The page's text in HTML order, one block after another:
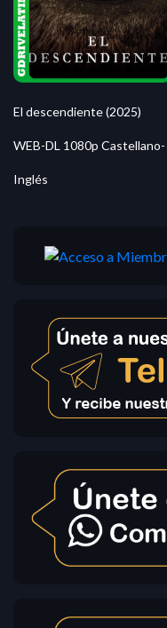
El descendiente (2025)
WEB-DL 1080p Castellano-
Inglés